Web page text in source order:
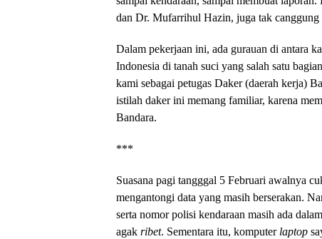
dan Dr. Mufarrihul Hazin, juga tak canggung
Dalam pekerjaan ini, ada gurauan di antara
Indonesia di tanah suci yang salah satu
kami sebagai petugas Daker (daerah kerja)
istilah daker ini memang familiar, karena
Bandara.
***
Suasana pagi tangggal 5 Februari awalnya
mengantongi data yang masih berserakan.
serta nomor polisi kendaraan masih ada
agak ribet. Sementara itu, komputer laptop